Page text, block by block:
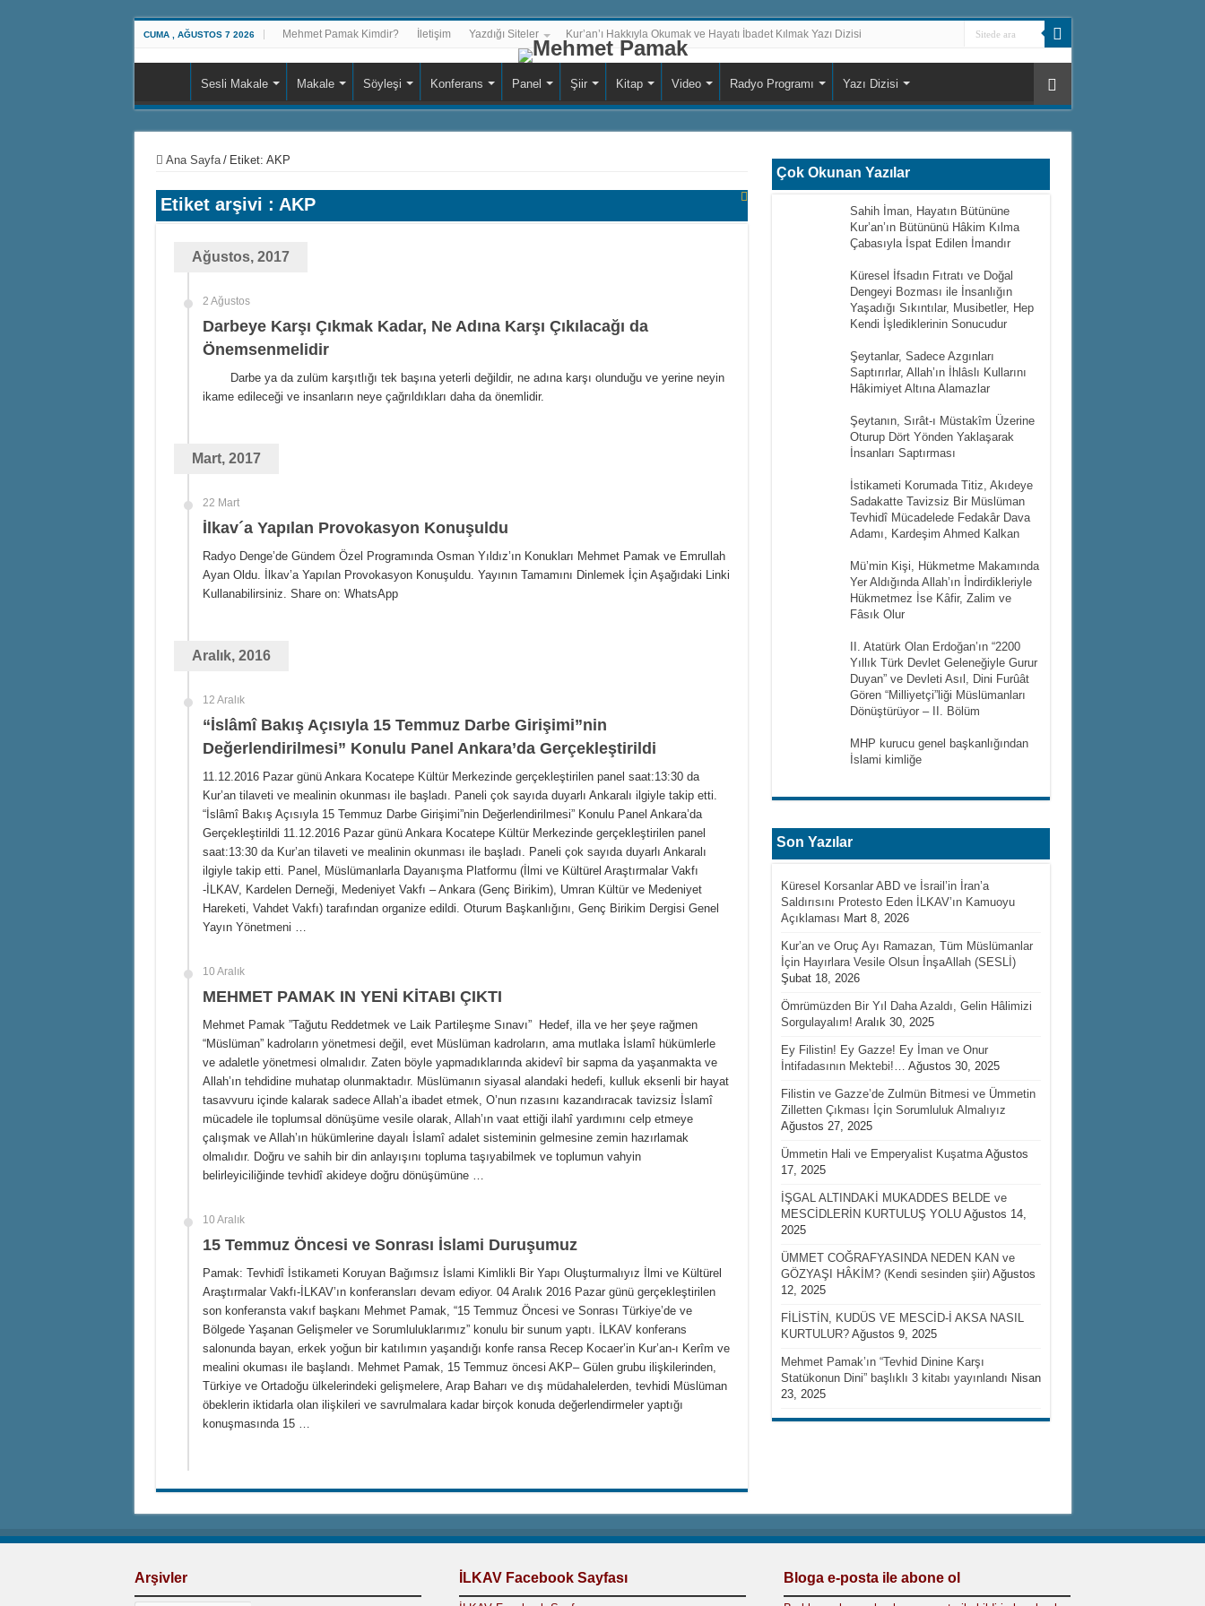
CUMA , AĞUSTOS 7 2026 Mehmet Pamak Kimdir? İletişim Yazdığı Siteler Kur’an’ı Hakkıyla Okumak ve Hayatı İbadet Kılmak Yazı Dizisi
Sesli Makale Makale Söyleşi Konferans Panel Şiir Kitap Video Radyo Programı Yazı Dizisi
Ana Sayfa / Etiket: AKP
Etiket arşivi : AKP
Ağustos, 2017
2 Ağustos
Darbeye Karşı Çıkmak Kadar, Ne Adına Karşı Çıkılacağı da
Önemsenmelidir
Darbe ya da zulüm karşıtlığı tek başına yeterli değildir, ne adına karşı olun­duğu ve yerine neyin
ikame edileceği ve insanların neye çağrıldıkları daha da önemlidir.
Mart, 2017
22 Mart
İlkav´a Yapılan Provokasyon Konuşuldu
Radyo Denge’de Gündem Özel Programında Osman Yıldız’ın Konukları Mehmet Pamak ve Emrullah
Ayan Oldu. İlkav’a Yapılan Provokasyon Konuşuldu. Yayının Tamamını Dinlemek İçin Aşağıdaki Linki
Kullanabilirsiniz. Share on: WhatsApp
Aralık, 2016
12 Aralık
“İslâmî Bakış Açısıyla 15 Temmuz Darbe Girişimi”nin
Değerlendirilmesi” Konulu Panel Ankara’da Gerçekleştirildi
11.12.2016 Pazar günü Ankara Kocatepe Kültür Merkezinde gerçekleştirilen panel saat:13:30 da
Kur’an tilaveti ve mealinin okunması ile başladı. Paneli çok sayıda duyarlı Ankaralı ilgiyle takip etti.
“İslâmî Bakış Açısıyla 15 Temmuz Darbe Girişimi”nin Değerlendirilmesi” Konulu Panel Ankara’da
Gerçekleştirildi 11.12.2016 Pazar günü Ankara Kocatepe Kültür Merkezinde gerçekleştirilen panel
saat:13:30 da Kur’an tilaveti ve mealinin okunması ile başladı. Paneli çok sayıda duyarlı Ankaralı
ilgiyle takip etti. Panel, Müslümanlarla Dayanışma Platformu (İlmi ve Kültürel Araştırmalar Vakfı
-İLKAV, Kardelen Derneği, Medeniyet Vakfı – Ankara (Genç Birikim), Umran Kültür ve Medeniyet
Hareketi, Vahdet Vakfı) tarafından organize edildi. Oturum Başkanlığını, Genç Birikim Dergisi Genel
Yayın Yönetmeni …
10 Aralık
MEHMET PAMAK IN YENİ KİTABI ÇIKTI
Mehmet Pamak ”Tağutu Reddetmek ve Laik Partileşme Sınavı” Hedef, illa ve her şeye rağmen
“Müslüman” kadroların yönetmesi değil, evet Müslüman kadroların, ama mutlaka İslamî hükümlerle
ve adaletle yönetmesi olmalıdır. Zaten böyle yapmadıklarında akidevî bir sapma da yaşanmakta ve
Allah’ın tehdidine muhatap olunmaktadır. Müslümanın siyasal alandaki hedefi, kulluk eksenli bir hayat
tasavvuru içinde kalarak sadece Allah’a ibadet etmek, O’nun rızasını kazandıracak tavizsiz İslamî
mücadele ile toplumsal dönüşüme vesile olarak, Allah’ın vaat ettiği ilahî yardımını celp etmeye
çalışmak ve Allah’ın hükümlerine dayalı İslamî adalet sisteminin gelmesine zemin hazırlamak
olmalıdır. Doğru ve sahih bir din anlayışını topluma taşıyabilmek ve toplumun vahyin
belirleyiciliğinde tevhidî akideye doğru dönüşümüne …
10 Aralık
15 Temmuz Öncesi ve Sonrası İslami Duruşumuz
Pamak: Tevhidî İstikameti Koruyan Bağımsız İslami Kimlikli Bir Yapı Oluşturmalıyız İlmi ve Kültürel
Araştırmalar Vakfı-İLKAV’ın konferansları devam ediyor. 04 Aralık 2016 Pazar günü gerçekleştirilen
son konferansta vakıf başkanı Mehmet Pamak, “15 Temmuz Öncesi ve Sonrası Türkiye’de ve
Bölgede Yaşanan Gelişmeler ve Sorumluluklarımız” konulu bir sunum yaptı. İLKAV konferans
salonunda bayan, erkek yoğun bir katılımın yaşandığı konfe ransa Recep Kocaer’in Kur’an-ı Kerîm ve
mealini okuması ile başlandı. Mehmet Pamak, 15 Temmuz öncesi AKP– Gülen grubu ilişkilerinden,
Türkiye ve Ortadoğu ülkelerindeki gelişmelere, Arap Baharı ve dış müdahalelerden, tevhidi Müslüman
öbeklerin iktidarla olan ilişkileri ve savrulmalara kadar birçok konuda değerlendirmeler yaptığı
konuşmasında 15 …
Çok Okunan Yazılar
Sahih İman, Hayatın Bütününe
Kur’an’ın Bütününü Hâkim Kılma
Çabasıyla İspat Edilen İmandır
Küresel İfsadın Fıtratı ve Doğal
Dengeyi Bozması ile İnsanlığın
Yaşadığı Sıkıntılar, Musibetler, Hep
Kendi İşlediklerinin Sonucudur
Şeytanlar, Sadece Azgınları
Saptırırlar, Allah’ın İhlâslı Kullarını
Hâkimiyet Altına Alamazlar
Şeytanın, Sırât-ı Müstakîm Üzerine
Oturup Dört Yönden Yaklaşarak
İnsanları Saptırması
İstikameti Korumada Titiz, Akıdeye
Sadakatte Tavizsiz Bir Müslüman
Tevhidî Mücadelede Fedakâr Dava
Adamı, Kardeşim Ahmed Kalkan
Mü’min Kişi, Hükmetme Makamında
Yer Aldığında Allah’ın İndirdikleriyle
Hükmetmez İse Kâfir, Zalim ve
Fâsık Olur
II. Atatürk Olan Erdoğan’ın “2200
Yıllık Türk Devlet Geleneğiyle Gurur
Duyan” ve Devleti Asıl, Dini Furûât
Gören “Milliyetçi”liği Müslümanları
Dönüştürüyor – II. Bölüm
MHP kurucu genel başkanlığından
İslami kimliğe
Son Yazılar
Küresel Korsanlar ABD ve İsrail’in İran’a
Saldırısını Protesto Eden İLKAV’ın Kamuoyu
Açıklaması Mart 8, 2026
Kur’an ve Oruç Ayı Ramazan, Tüm Müslümanlar
İçin Hayırlara Vesile Olsun İnşaAllah (SESLİ)
Şubat 18, 2026
Ömrümüzden Bir Yıl Daha Azaldı, Gelin Hâlimizi
Sorgulayalım! Aralık 30, 2025
Ey Filistin! Ey Gazze! Ey İman ve Onur
İntifadasının Mektebi!… Ağustos 30, 2025
Filistin ve Gazze’de Zulmün Bitmesi ve Ümmetin
Zilletten Çıkması İçin Sorumluluk Almalıyız
Ağustos 27, 2025
Ümmetin Hali ve Emperyalist Kuşatma Ağustos
17, 2025
İŞGAL ALTINDAKİ MUKADDES BELDE ve
MESCİDLERİN KURTULUŞ YOLU Ağustos 14,
2025
ÜMMET COĞRAFYASINDA NEDEN KAN ve
GÖZYAŞI HÂKİM? (Kendi sesinden şiir) Ağustos
12, 2025
FİLİSTİN, KUDÜS VE MESCİD-İ AKSA NASIL
KURTULUR? Ağustos 9, 2025
Mehmet Pamak’ın “Tevhid Dinine Karşı
Statükonun Dini” başlıklı 3 kitabı yayınlandı Nisan
23, 2025
Arşivler İLKAV Facebook Sayfası Bloga e-posta ile abone ol